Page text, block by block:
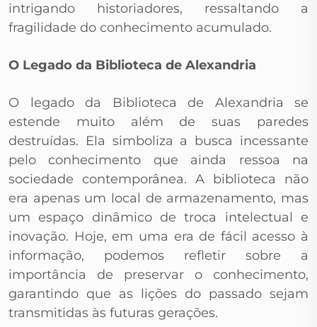
intrigando historiadores, ressaltando a
fragilidade do conhecimento acumulado.
O Legado da Biblioteca de Alexandria
O legado da Biblioteca de Alexandria se
estende muito além de suas paredes
destruídas. Ela simboliza a busca incessante
pelo conhecimento que ainda ressoa na
sociedade contemporânea. A biblioteca não
era apenas um local de armazenamento, mas
um espaço dinâmico de troca intelectual e
inovação. Hoje, em uma era de fácil acesso à
informação, podemos refletir sobre a
importância de preservar o conhecimento,
garantindo que as lições do passado sejam
transmitidas às futuras gerações.